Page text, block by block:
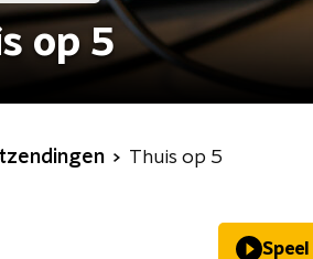
op 5
Thuis op 5